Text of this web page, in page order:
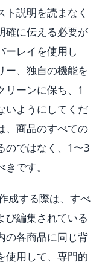
ト説明を読まなく
確に伝える必要が
ーレイを使用し
ー、独自の機能を
リーンに保ち、1
いようにしてくだ
、商品のすべての
のではなく、1〜3
です。
成する際は、すべ
び編集されている
の各商品に同じ背
使用して、専門的